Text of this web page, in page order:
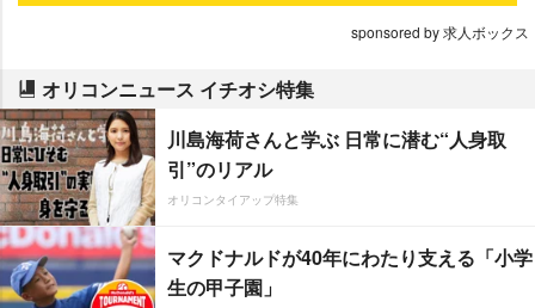
sponsored by 求人ボックス
オリコンニュース イチオシ特集
川島海荷さんと学ぶ 日常に潜む“人身取
引”のリアル
オリコンタイアップ特集
マクドナルドが40年にわたり支える「小学
生の甲子園」